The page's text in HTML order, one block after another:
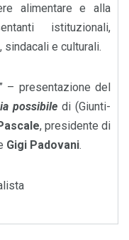
alimentare e alla
istituzionali,
e culturali.
– presentazione del
possibile di (Giunti-
, presidente di
Gigi Padovani.